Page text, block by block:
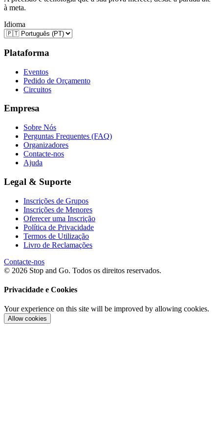
à meta.
Idioma
Plataforma
Eventos
Pedido de Orçamento
Circuitos
Empresa
Sobre Nós
Perguntas Frequentes (FAQ)
Organizadores
Contacte-nos
Ajuda
Legal & Suporte
Inscrições de Grupos
Inscrições de Menores
Oferecer uma Inscrição
Política de Privacidade
Termos de Utilização
Livro de Reclamações
Contacte-nos
© 2026 Stop and Go. Todos os direitos reservados.
Privacidade e Cookies
Your experience on this site will be improved by allowing cookies.
Allow cookies